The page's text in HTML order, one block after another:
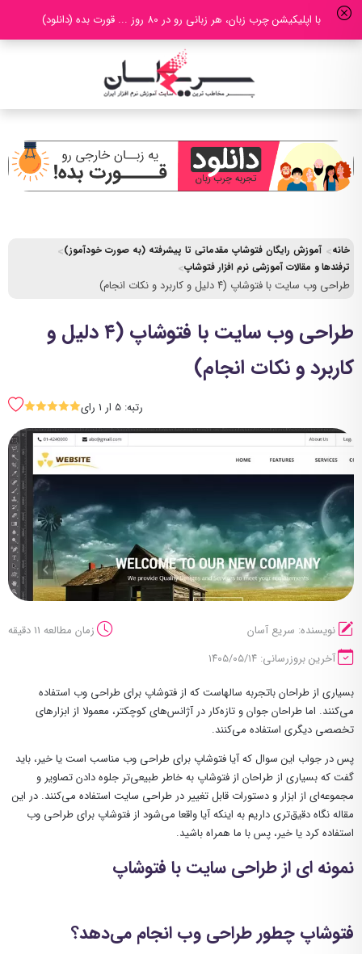
با اپلیکیشن چرب زبان، هر زبانی رو در 80 روز ... قورت بده (دانلود)
خانه
آموزش رایگان فتوشاپ مقدماتی تا پیشرفته (به صورت خودآموز)
ترفندها و مقالات آموزشی نرم افزار فتوشاپ
طراحی وب سایت با فتوشاپ (۴ دلیل و کاربرد و نکات انجام)
طراحی وب سایت با فتوشاپ (۴ دلیل و
کاربرد و نکات انجام)
رتبه: 5 ار 1 رای SSSSS
نویسنده: سریع آسان
زمان مطالعه 11 دقیقه
آخرین بروزرسانی: ۱۴۰۵/۰۵/۱۴
بسیاری از طراحان باتجربه سالهاست که از فتوشاپ برای طراحی وب استفاده
می‌کنند. اما طراحان جوان و تازه‌کار در آژانس‌های کوچکتر، معمولا از ابزارهای
تخصصی دیگری استفاده می‌کنند.
پس در جواب این سوال که آیا فتوشاپ برای طراحی وب مناسب است یا خیر، باید
گفت که بسیاری از طراحان از فتوشاپ به خاطر طبیعی‌تر جلوه دادن تصاویر و
مجموعه‌ای از ابزار و دستورات قابل تغییر در طراحی سایت استفاده می‌کنند. در این
مقاله نگاه دقیق‌تری داریم به اینکه آیا واقعا می‌شود از فتوشاپ برای طراحی وب
استفاده کرد یا خیر، پس با ما همراه باشید.
نمونه ای از طراحی سایت با فتوشاپ
فتوشاپ چطور طراحی وب انجام می‌دهد؟